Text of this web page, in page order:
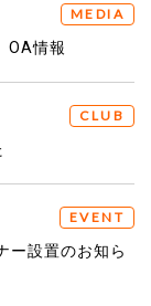
MEDIA
OA情報
CLUB
EVENT
ー設置のお知ら